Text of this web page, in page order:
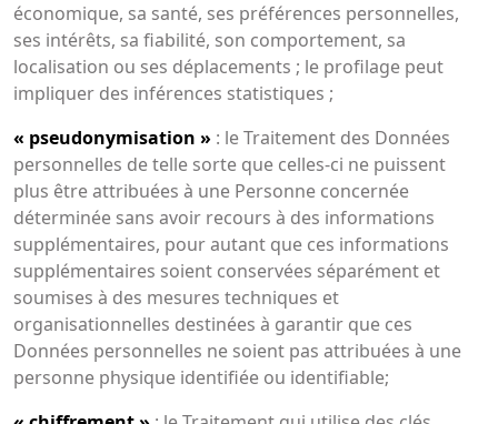
économique, sa santé, ses préférences personnelles,
ses intérêts, sa fiabilité, son comportement, sa
localisation ou ses déplacements ; le profilage peut
impliquer des inférences statistiques ;
« pseudonymisation » : le Traitement des Données
personnelles de telle sorte que celles-ci ne puissent
plus être attribuées à une Personne concernée
déterminée sans avoir recours à des informations
supplémentaires, pour autant que ces informations
supplémentaires soient conservées séparément et
soumises à des mesures techniques et
organisationnelles destinées à garantir que ces
Données personnelles ne soient pas attribuées à une
personne physique identifiée ou identifiable;